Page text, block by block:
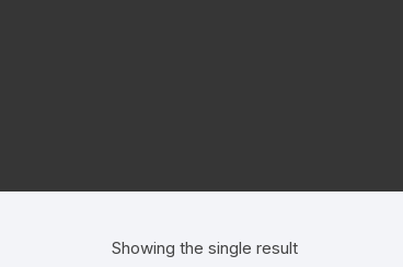
Showing the single result